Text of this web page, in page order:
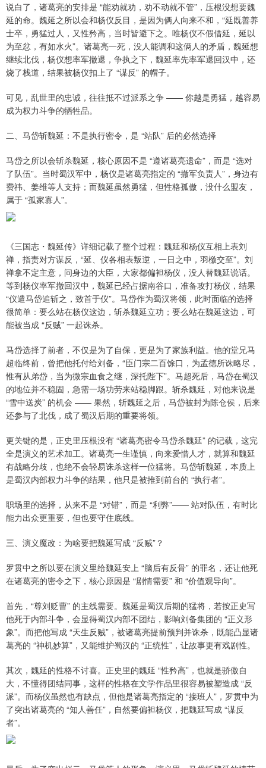
说白了，诸葛亮的安排是 “能劝就劝，劝不动就不管”，压根没想要魏
延的命。魏延之所以会和杨仪反目，是因为俩人向来不和，“延既善养
士卒，勇猛过人，又性矜高，当时皆避下之。唯杨仪不假借延，延以
为至忿，有如水火”。诸葛亮一死，没人能调和这俩人的矛盾，魏延想
继续北伐，杨仪想率军撤退，争执之下，魏延率先率军退回汉中，还
烧了栈道，结果被杨仪扣上了 “谋反” 的帽子。
可见，乱世里的忠诚，往往抵不过派系之争 —— 你越是勇猛，越容易
成为权力斗争的牺牲品。
二、马岱斩魏延：不是执行密令，是 “站队” 后的必然选择
马岱之所以会斩杀魏延，核心原因不是 “遵诸葛亮遗命”，而是 “选对
了队伍”。当时蜀汉军中，杨仪是诸葛亮指定的 “撤军负责人”，身边有
费祎、姜维等人支持；而魏延虽然勇猛，但性格孤傲，没什么盟友，
属于 “孤家寡人”。
《三国志・魏延传》详细记载了整个过程：魏延和杨仪互相上表刘
禅，指责对方谋反，“延、仪各相表叛逆，一日之中，羽檄交至”。刘
禅拿不定主意，问身边的大臣，大家都偏袒杨仪，没人替魏延说话。
等到杨仪率军撤回汉中，魏延已经占据南谷口，准备攻打杨仪，结果
“仪遣马岱追斩之，致首于仪”。马岱作为蜀汉将领，此时面临的选择
很简单：要么站在杨仪这边，斩杀魏延立功；要么站在魏延这边，可
能被当成 “反贼” 一起诛杀。
马岱选择了前者，不仅是为了自保，更是为了家族利益。他的堂兄马
超临终前，曾把他托付给刘备，“臣门宗二百馀口，为孟德所诛略尽，
惟有从弟岱，当为微宗血食之继，深托陛下”。马超死后，马岱在蜀汉
的地位并不稳固，急需一场功劳来站稳脚跟。斩杀魏延，对他来说是
“雪中送炭” 的机会 —— 果然，斩魏延之后，马岱被封为陈仓侯，后来
还参与了北伐，成了蜀汉后期的重要将领。
更关键的是，正史里压根没有 “诸葛亮密令马岱杀魏延” 的记载，这完
全是演义的艺术加工。诸葛亮一生谨慎，向来爱惜人才，就算和魏延
有战略分歧，也绝不会轻易诛杀这样一位猛将。马岱斩魏延，本质上
是蜀汉内部权力斗争的结果，他只是被推到前台的 “执行者”。
职场里的选择，从来不是 “对错”，而是 “利弊”—— 站对队伍，有时比
能力出众更重要，但也要守住底线。
三、演义魔改：为啥要把魏延写成 “反贼”？
罗贯中之所以要在演义里给魏延安上 “脑后有反骨” 的罪名，还让他死
在诸葛亮的密令之下，核心原因是 “剧情需要” 和 “价值观导向”。
首先，“尊刘贬曹” 的主线需要。魏延是蜀汉后期的猛将，若按正史写
他死于内部斗争，会显得蜀汉内部不团结，影响刘备集团的 “正义形
象”。而把他写成 “天生反贼”，被诸葛亮提前预判并诛杀，既能凸显诸
葛亮的 “神机妙算”，又能维护蜀汉的 “正统性”，让故事更有戏剧性。
其次，魏延的性格不讨喜。正史里的魏延 “性矜高”，也就是骄傲自
大，不懂得团结同事，这样的性格在文学作品里很容易被塑造成 “反
派”。而杨仪虽然也有缺点，但他是诸葛亮指定的 “接班人”，罗贯中为
了突出诸葛亮的 “知人善任”，自然要偏袒杨仪，把魏延写成 “谋反
者”。